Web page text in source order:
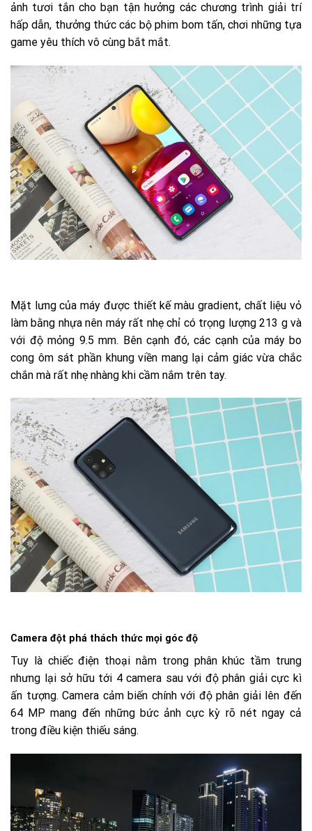
ảnh tươi tắn cho bạn tận hưởng các chương trình giải trí
hấp dẫn, thưởng thức các bộ phim bom tấn, chơi những tựa
game yêu thích vô cùng bắt mắt.
Mặt lưng của máy được thiết kế màu gradient, chất liệu vỏ
làm bằng nhựa nên máy rất nhẹ chỉ có trọng lượng 213 g và
với độ mỏng 9.5 mm. Bên cạnh đó, các cạnh của máy bo
cong ôm sát phần khung viền mang lại cảm giác vừa chắc
chắn mà rất nhẹ nhàng khi cầm nắm trên tay.
Camera đột phá thách thức mọi góc độ
Tuy là chiếc điện thoại nằm trong phân khúc tầm trung
nhưng lại sở hữu tới 4 camera sau với độ phân giải cực kì
ấn tượng. Camera cảm biến chính với độ phân giải lên đến
64 MP mang đến những bức ảnh cực kỳ rõ nét ngay cả
trong điều kiện thiếu sáng.